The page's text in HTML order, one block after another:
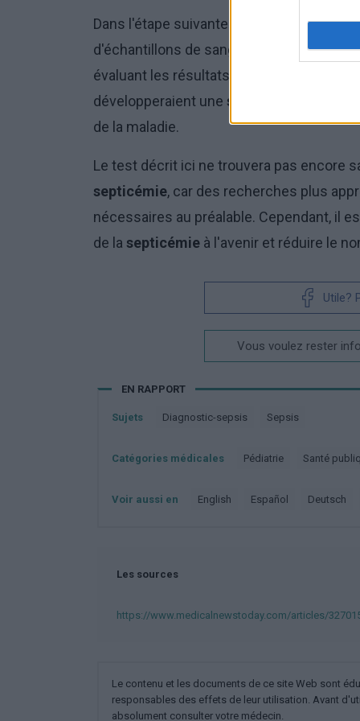
Dans l'étape suivante de leurs travaux,
d'échantillons de sang de 461 enfants
évaluant les résultats du test qu'ils ont
développeraient une septicémie
sévère
de la maladie.
Le test décrit ici ne trouvera pas encore
septicémie, car des recherches plus
nécessaires au préalable. Cependant, il
de la septicémie à l'avenir et réduire le
Utile?
Vous voulez rester
EN RAPPORT
Sujets Diagnostic-sepsis Sepsis
Catégories médicales Pédiatrie Santé
Voir aussi en english español deutsch
Les sources
https://www.medicalnewstoday.com/articles/
Le contenu et les documents de ce site Web sont
responsables des effets de leur utilisation. Avant
absolument consulter votre médecin.